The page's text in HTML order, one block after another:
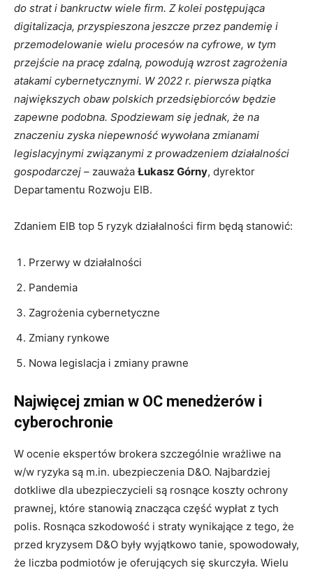
do strat i bankructw wiele firm. Z kolei postępująca
digitalizacja, przyspieszona jeszcze przez pandemię i
przemodelowanie wielu procesów na cyfrowe, w tym
przejście na pracę zdalną, powodują wzrost zagrożenia
atakami cybernetycznymi. W 2022 r. pierwsza piątka
największych obaw polskich przedsiębiorców będzie
zapewne podobna. Spodziewam się jednak, że na
znaczeniu zyska niepewność wywołana zmianami
legislacyjnymi związanymi z prowadzeniem działalności
gospodarczej – zauważa Łukasz Górny, dyrektor
Departamentu Rozwoju EIB.
Zdaniem EIB top 5 ryzyk działalności firm będą stanowić:
Przerwy w działalności
Pandemia
Zagrożenia cybernetyczne
Zmiany rynkowe
Nowa legislacja i zmiany prawne
Najwięcej zmian w OC menedżerów i
cyberochronie
W ocenie ekspertów brokera szczególnie wrażliwe na
w/w ryzyka są m.in. ubezpieczenia D&O. Najbardziej
dotkliwe dla ubezpieczycieli są rosnące koszty ochrony
prawnej, które stanowią znacząca część wypłat z tych
polis. Rosnąca szkodowość i straty wynikające z tego, że
przed kryzysem D&O były wyjątkowo tanie, spowodowały,
że liczba podmiotów je oferujących się skurczyła. Wielu